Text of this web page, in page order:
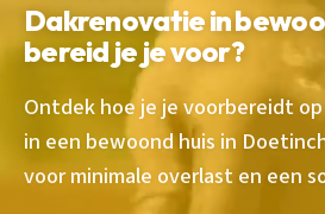
Dakrenovatie in
bereid je je voor?
Ontdek hoe je je voorbereidt
in een bewoond huis in
voor minimale overlast en een